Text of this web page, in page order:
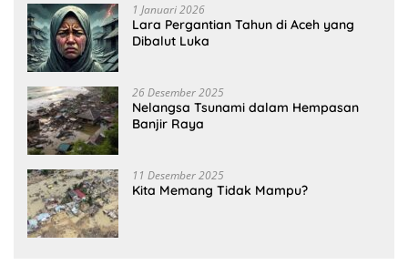
1 Januari 2026
Lara Pergantian Tahun di Aceh yang
Dibalut Luka
26 Desember 2025
Nelangsa Tsunami dalam Hempasan
Banjir Raya
11 Desember 2025
Kita Memang Tidak Mampu?